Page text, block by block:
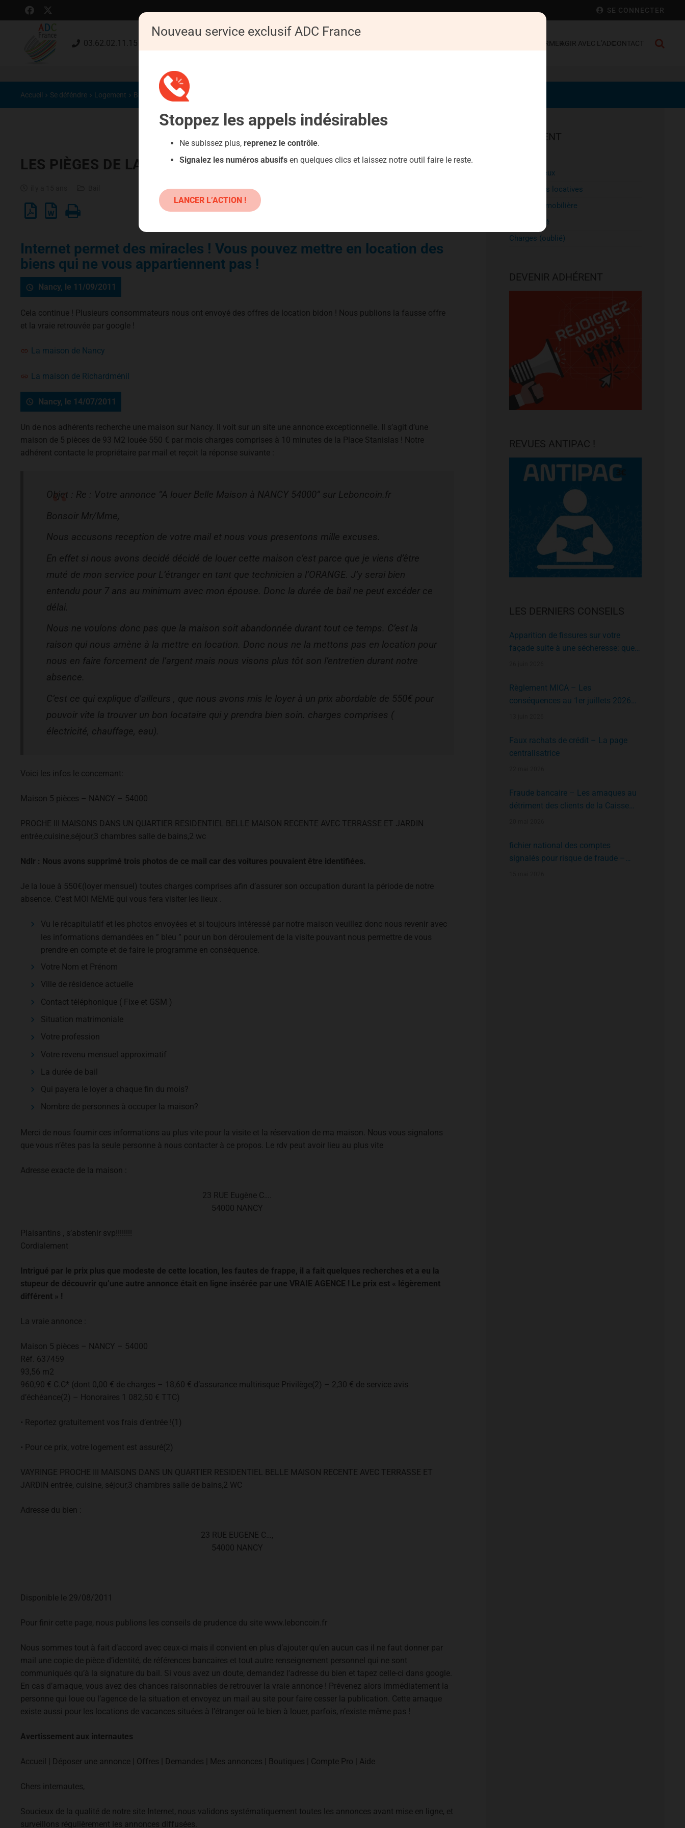
SE CONNECTER
03.62.02.11.15 (gratuit) S’INFORMERAGIR AVEC L’ADCCONTACT
Accueil Se déféndre Logement Bail
LES PIÈGES DE LA LOCATION
Internet permet des miracles ! Vous pouvez mettre en location des
biens qui ne vous appartiennent pas !
Nancy, le 11/09/2011
Cela continue ! Plusieurs consommateurs nous ont envoyé des offres de location bidon ! Nous publions la fausse offre
et la vraie retrouvée par google !
La maison de Nancy
La maison de Richardménil
Nancy, le 14/07/2011
Un de nos adhérents recherche une maison sur Nancy. Il voit sur un site une annonce exceptionnelle. Il s’agit d’une
maison de 5 pièces de 93 M2 louée 550 € par mois charges comprises à 10 minutes de la Place Stanislas ! Notre
adhérent contacte le propriétaire par mail et reçoit la réponse suivante :
Objet : Re : Votre annonce “A louer Belle Maison à NANCY 54000” sur Leboncoin.fr
Bonsoir Mr/Mme,
Nous accusons reception de votre mail et nous vous presentons mille excuses.
En effet si nous avons decidé décidé de louer cette maison c’est parce que je viens d’être
muté de mon service pour L’étranger en tant que technicien a l’ORANGE. J’y serai bien
entendu pour 7 ans au minimum avec mon épouse. Donc la durée de bail ne peut excéder ce
délai.
Nous ne voulons donc pas que la maison soit abandonnée durant tout ce temps. C’est la
raison qui nous amène à la mettre en location. Donc nous ne la mettons pas en location pour
nous en faire forcement de l’argent mais nous visons plus tôt son l’entretien durant notre
absence.
C’est ce qui explique d’ailleurs , que nous avons mis le loyer à un prix abordable de 550€ pour
pouvoir vite la trouver un bon locataire qui y prendra bien soin. charges comprises (
électricité, chauffage, eau).
Voici les infos le concernant:
Maison 5 pièces – NANCY – 54000
PROCHE III MAISONS DANS UN QUARTIER RESIDENTIEL BELLE MAISON RECENTE AVEC TERRASSE ET JARDIN
entrée,cuisine,séjour,3 chambres salle de bains,2 wc
Ndlr : Nous avons supprimé trois photos de ce mail car des voitures pouvaient être identifiées.
Je la loue à 550€(loyer mensuel) toutes charges comprises afin d’assurer son occupation durant la période de notre
absence. C’est MOI MEME qui vous fera visiter les lieux .
Vu le récapitulatif et les photos envoyées et si toujours intéressé par notre maison veuillez donc nous revenir avec
les informations demandées en ” bleu ” pour un bon déroulement de la visite pouvant nous permettre de vous
prendre en compte et de faire le programme en conséquence.
Votre Nom et Prénom
Ville de résidence actuelle
Contact téléphonique ( Fixe et GSM )
Situation matrimoniale
Votre profession
Votre revenu mensuel approximatif
La durée de bail
Qui payera le loyer a chaque fin du mois?
Nombre de personnes à occuper la maison?
Merci de nous fournir ces informations au plus vite pour la visite et la réservation de ma maison. Nous vous signalons
que vous n’êtes pas la seule personne à nous contacter à ce propos. Le rdv peut avoir lieu au plus vite
Adresse exacte de la maison :
23 RUE Eugène C….
54000 NANCY
Plaisantins , s’abstenir svp!!!!!!!!
Cordialement
Intrigué par le prix plus que modeste de cette location, les fautes de frappe, il a fait quelques recherches et a eu la
stupeur de découvrir qu’une autre annonce était en ligne insérée par une VRAIE AGENCE ! Le prix est « légèrement
différent » !
La vraie annonce :
Maison 5 pièces – NANCY – 54000
Réf. 637459
93,56 m2
960,90 € C.C* (dont 0,00 € de charges – 18,60 € d’assurance multirisque Privilège(2) – 2,30 € de service avis
d’échéance(2) – Honoraires 1 082,50 € TTC)
• Reportez gratuitement vos frais d’entrée !(1)
• Pour ce prix, votre logement est assuré(2)
VAYRINGE PROCHE III MAISONS DANS UN QUARTIER RESIDENTIEL BELLE MAISON RECENTE AVEC TERRASSE ET
JARDIN entrée, cuisine, séjour,3 chambres salle de bains,2 WC
Adresse du bien :
23 RUE EUGENE C…,
54000 NANCY
Disponible le 29/08/2011
Pour finir cette page, nous publions les conseils de prudence du site www.leboncoin.fr
Nous sommes tout à fait d’accord avec ceux-ci mais il convient en plus d’ajouter qu’en aucun cas il ne faut donner par
mail une copie de pièce d’identité, de références bancaires et tout autre renseignement personnel qui ne sont
communiqués qu’à la signature du bail. Si vous avez un doute, demandez l’adresse du bien et tapez celle-ci dans google.
En cas d’arnaque, vous avez des chances raisonnables de retrouver la vraie annonce ! Prévenez alors immédiatement la
personne qui loue ou l’agence de la situation et envoyez un mail au site pour faire cesser la publication. Cette arnaque
existe aussi pour les locations de vacances situées à l’étranger où le bien à louer, parfois, n’existe même pas !
Avertissement aux internautes
Accueil | Déposer une annonce | Offres | Demandes | Mes annonces | Boutiques | Compte Pro | Aide
Chers internautes,
Soucieux de la qualité de notre site Internet, nous validons systématiquement toutes les annonces avant mise en ligne, et
surveillons régulièrement les annonces diffusées.
LOGEMENT
Etat des lieux
Réparations locatives
Agence immobilière
Copropriété
Charges (oublié)
DEVENIR ADHÉRENT
REVUES ANTIPAC !
LES DERNIERS CONSEILS
Apparition de fissures sur votre
façade suite à une sécheresse: que
Règlement MICA – Les
conséquences au 1er juillets 2026
Faux rachats de crédit – La page
centralisatrice
Fraude bancaire – Les arnaques au
détriment des clients de la Caisse
fichier national des comptes
signalés pour risque de fraude –
Nouveau service exclusif ADC France
Stoppez les appels indésirables
Ne subissez plus, reprenez le contrôle.
Signalez les numéros abusifs en quelques clics et laissez notre outil faire le reste.
LANCER L’ACTION !